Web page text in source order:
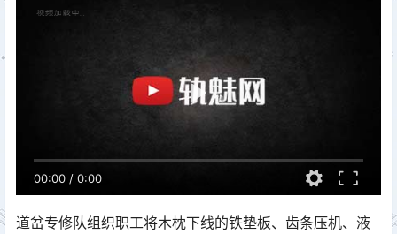
00:00 / 0:00
道岔专修队组织职工将木枕下线的铁垫板、齿条压机、液